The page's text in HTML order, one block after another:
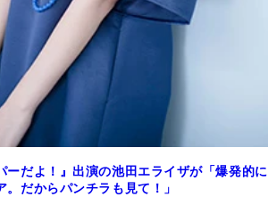
ーだよ！』出演の池田エライザが「爆発的に
。だからパンチラも見て！」